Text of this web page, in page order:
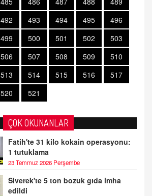
492 493 494 495
496
499 500 501 502
503
506 507 508 509
510
513 514 515 516
517
520 521
ÇOK OKUNANLAR
Fatih'te 31 kilo kokain operasyonu:
1 tutuklama
23 Temmuz 2026 Perşembe
Siverek'te 5 ton bozuk gıda imha
edildi